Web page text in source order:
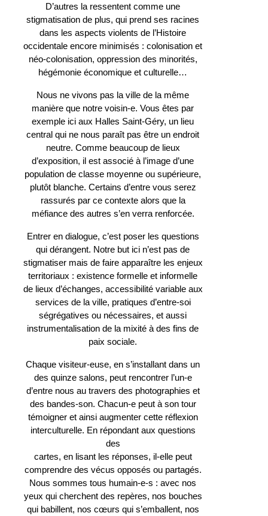
D’autres la ressentent comme une
stigmatisation de plus, qui prend ses racines
dans les aspects violents de l’Histoire
occidentale encore minimisés : colonisation et
néo-colonisation, oppression des minorités,
hégémonie économique et culturelle…
Nous ne vivons pas la ville de la même
manière que notre voisin-e. Vous êtes par
exemple ici aux Halles Saint-Géry, un lieu
central qui ne nous paraît pas être un endroit
neutre. Comme beaucoup de lieux
d’exposition, il est associé à l’image d’une
population de classe moyenne ou supérieure,
plutôt blanche. Certains d’entre vous serez
rassurés par ce contexte alors que la
méfiance des autres s’en verra renforcée.
Entrer en dialogue, c’est poser les questions
qui dérangent. Notre but ici n’est pas de
stigmatiser mais de faire apparaître les enjeux
territoriaux : existence formelle et informelle
de lieux d’échanges, accessibilité variable aux
services de la ville, pratiques d’entre-soi
ségrégatives ou nécessaires, et aussi
instrumentalisation de la mixité à des fins de
paix sociale.
Chaque visiteur-euse, en s’installant dans un
des quinze salons, peut rencontrer l’un-e
d’entre nous au travers des photographies et
des bandes-son. Chacun-e peut à son tour
témoigner et ainsi augmenter cette réflexion
interculturelle. En répondant aux questions
des
cartes, en lisant les réponses, il-elle peut
comprendre des vécus opposés ou partagés.
Nous sommes tous humain-e-s : avec nos
yeux qui cherchent des repères, nos bouches
qui babillent, nos cœurs qui s’emballent, nos